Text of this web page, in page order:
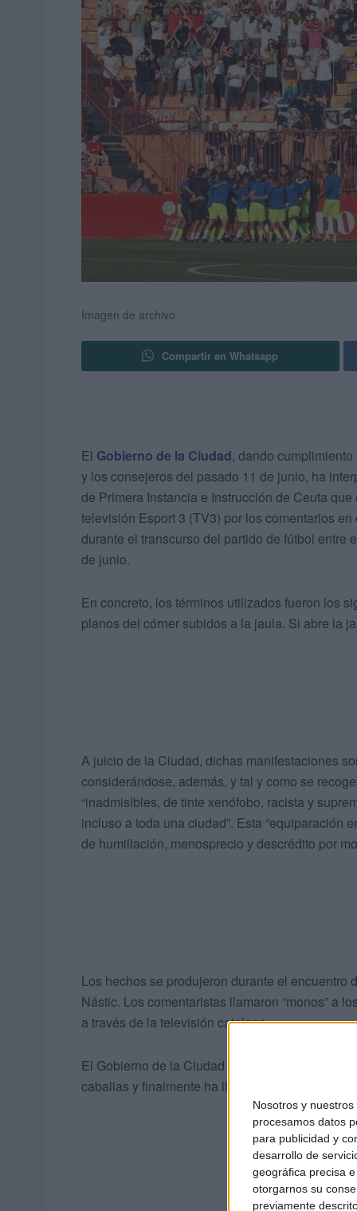
Nosotros y nuestros
procesamos datos
para publicidad y
desarrollo de
geográfica precisa
otorgarnos su
previamente
Imagen de archivo
Compartir en Whatsapp
El Gobierno de la Ciudad, dando
y los consejeros del pasado 11 de junio, ha
de Primera Instancia e Instrucción de Ceuta
televisión Esport 3 (TV3) por los comentarios
durante el transcurso del partido de fútbol entre
de junio.
En concreto, los términos utilizados fueron los
planos del córner subidos a la jaula. Si abre la
A juicio de la Ciudad, dichas manifestaciones
considerándose, además, y tal y como se
“inadmisibles, de tinte xenófobo, racista y
incluso a toda una ciudad”. Esta “equiparación
de humillación, menosprecio y descrédito por
Los hechos se produjeron durante el encuentro
Nástic. Los comentaristas llamaron “monos” a
a través de la televisión catalana.
El Gobierno de la Ciudad “consideró”
caballas y finalmente ha llegado a los Juzgados.